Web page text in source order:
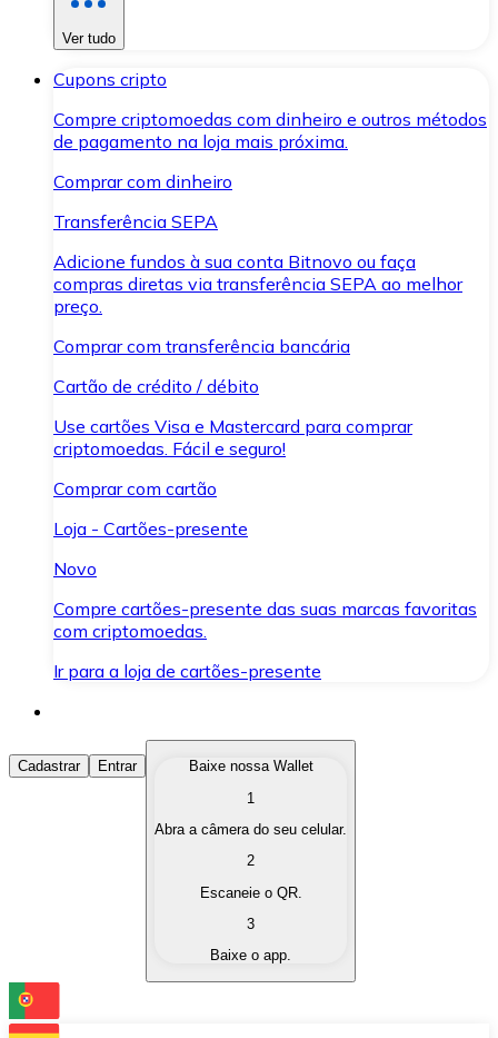
Ver tudo
Cupons cripto
Compre criptomoedas com dinheiro e outros métodos
de pagamento na loja mais próxima.
Comprar com dinheiro
Transferência SEPA
Adicione fundos à sua conta Bitnovo ou faça
compras diretas via transferência SEPA ao melhor
preço.
Comprar com transferência bancária
Cartão de crédito / débito
Use cartões Visa e Mastercard para comprar
criptomoedas. Fácil e seguro!
Comprar com cartão
Loja - Cartões-presente
Novo
Compre cartões-presente das suas marcas favoritas
com criptomoedas.
Ir para a loja de cartões-presente
Comprar Criptomoedas
Compre as criptomoedas de seu interesse de forma
Converta suas criptomoedas em moeda fiduciária
Troque uma criptomoeda por outra
Cadastrar Entrar
Baixe nossa Wallet
1
Abra a câmera do seu celular.
2
Escaneie o QR.
3
Baixe o app.